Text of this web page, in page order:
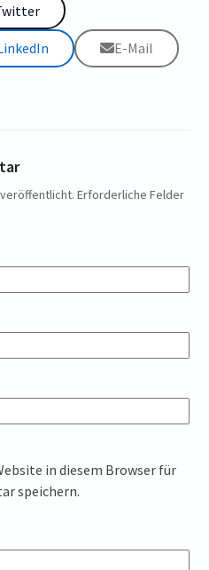
E-Mail
Erforderliche Felder
in diesem Browser für
speichern.